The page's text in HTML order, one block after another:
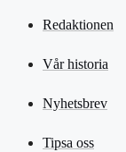
Redaktionen
Vår historia
Nyhetsbrev
Tipsa oss